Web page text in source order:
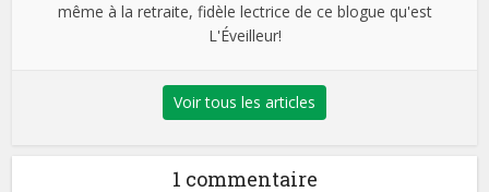
même à la retraite, fidèle lectrice de ce blogue qu'est
L'Éveilleur!
Voir tous les articles
1 commentaire